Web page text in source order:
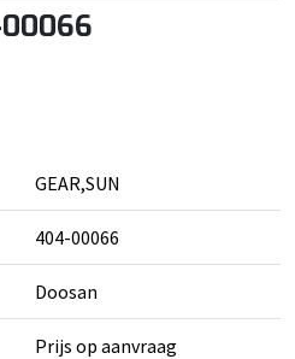
00066
GEAR,SUN
404-00066
Doosan
Prijs op aanvraag